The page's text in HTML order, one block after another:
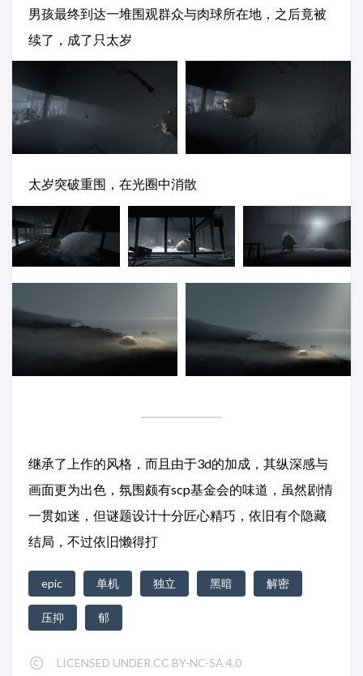
男孩最终到达一堆围观群众与肉球所在地，之后竟被
续了，成了只太岁
太岁突破重围，在光圈中消散
继承了上作的风格，而且由于3d的加成，其纵深感与
画面更为出色，氛围颇有scp基金会的味道，虽然剧情
一贯如迷，但谜题设计十分匠心精巧，依旧有个隐藏
结局，不过依旧懒得打
epic 单机 独立 黑暗 解密
压抑 郁
LICENSED UNDER CC BY-NC-SA 4.0